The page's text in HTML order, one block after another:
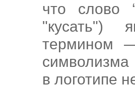
что слово
"кусать")
термином
символизма
в логотипе